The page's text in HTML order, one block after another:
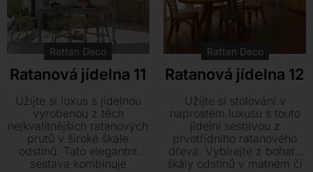
Rattan Deco
Ratanová jídelna 11
Užijte si luxus s jídelnou
vyrobenou z těch
nejkvalitnějších ratanových
prutů v široké škále
odstínů. Tato elegantní
sestava kombinuje
Rattan Deco
Ratanová jídelna 12
Užijte si stolování v
naprostém luxusu s touto
jídelní sestavou z
prvotřídního ratanového
dřeva. Vybírejte z bohaté
škály odstínů v matném či